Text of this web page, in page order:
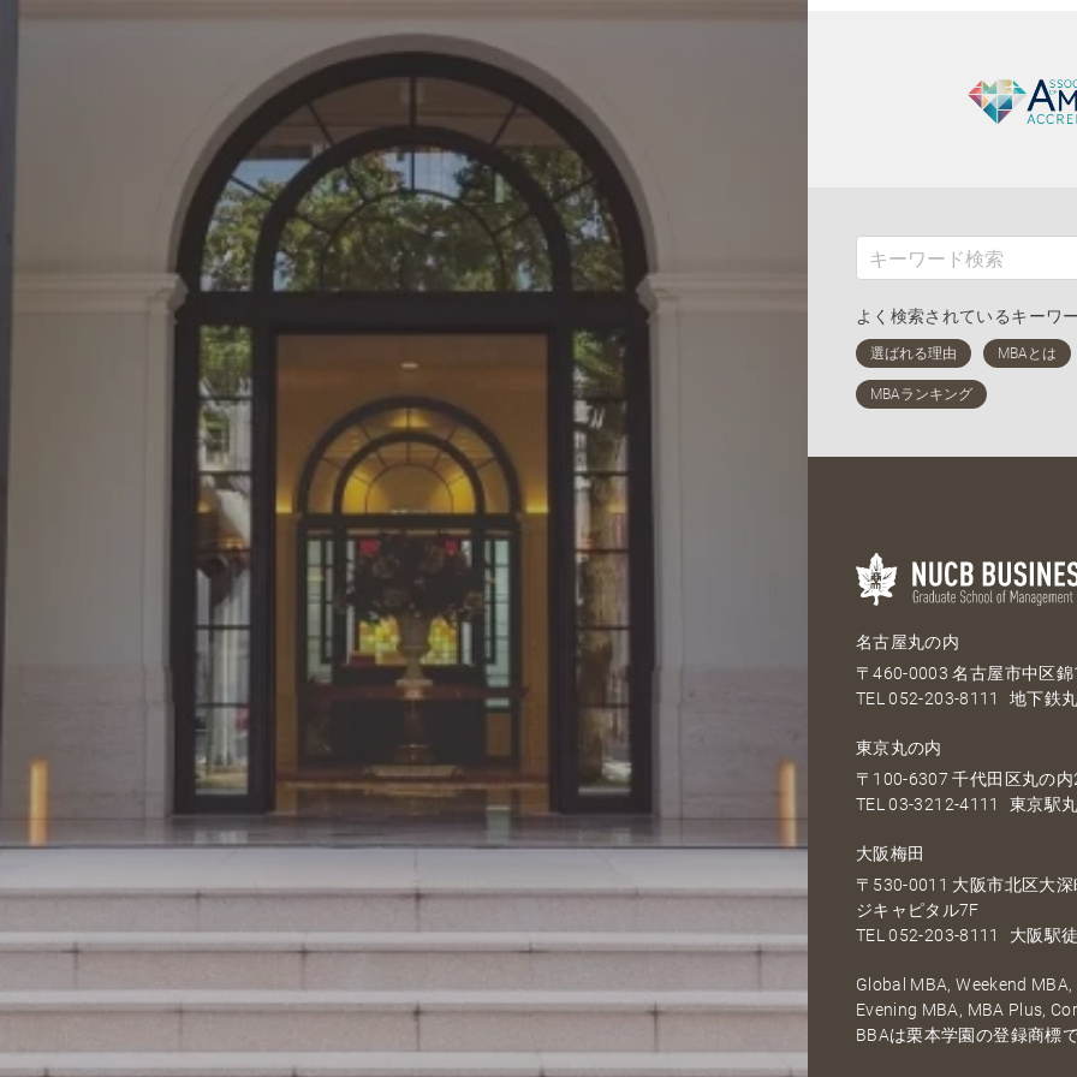
よく検索されているキーワ
名古屋丸の内
〒460-0003 名古屋市中区
TEL052-203-8111 地下鉄
東京丸の内
〒100-6307 千代田区丸の
TEL03-3212-4111 東京駅
大阪梅田
〒530-0011 大阪市北区大
ジキャピタル7F
TEL052-203-8111 大阪駅
Global MBA, Weekend
Evening MBA, MBA Plus,
BBAは栗本学園の登録商標